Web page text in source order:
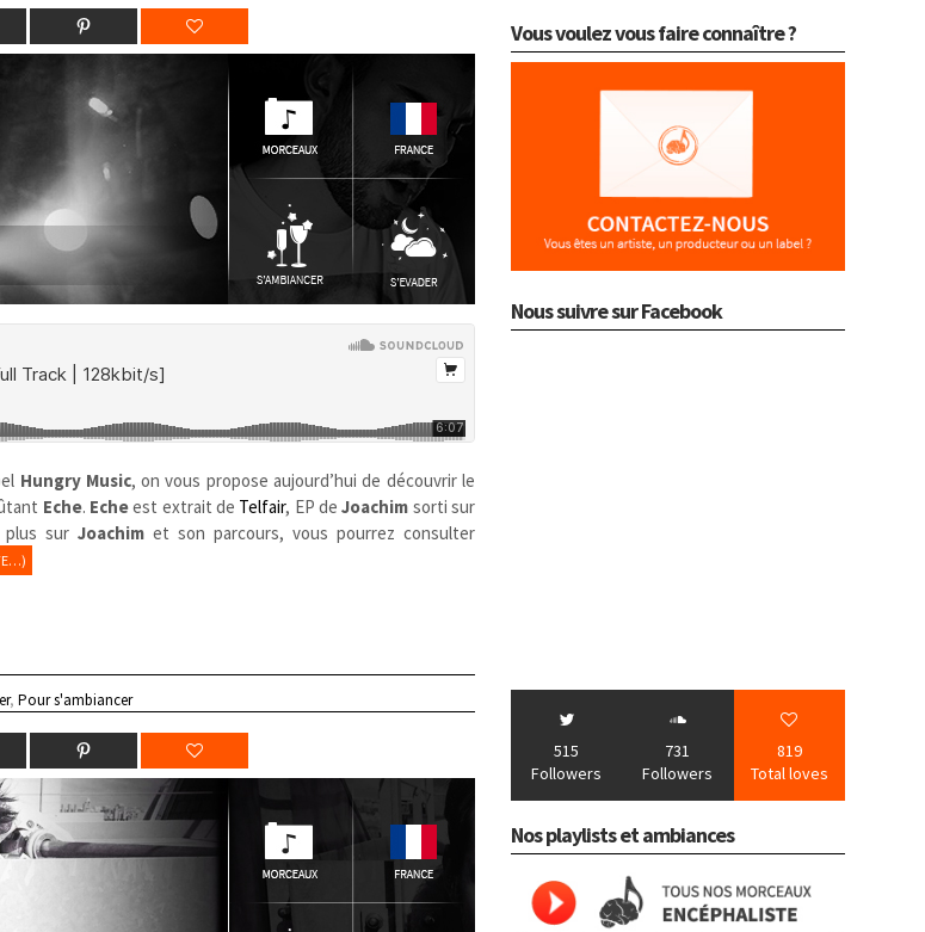
Hungry Music, on vous propose aujourd’hui de découvrir le
Eche. Echeest extrait de Telfair, EP deJoachim sorti sur
plus surJoachim et son parcours, vous pourrez consulter
,Pour s'ambiancer
Vous voulez vous faire connaître ?
Nous suivre sur Facebook
515
Followers
731
Followers
819
Total loves
Nos playlists et ambiances